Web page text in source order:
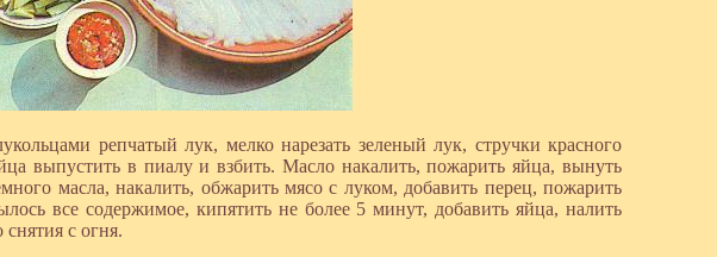
репчатый лук, мелко нарезать зеленый лук, стручки красного
выпустить в пиалу и взбить. Масло накалить, пожарить яйца, вынуть
масла, накалить, обжарить мясо с луком, добавить перец, пожарить
все содержимое, кипятить не более 5 минут, добавить яйца, налить
с огня.